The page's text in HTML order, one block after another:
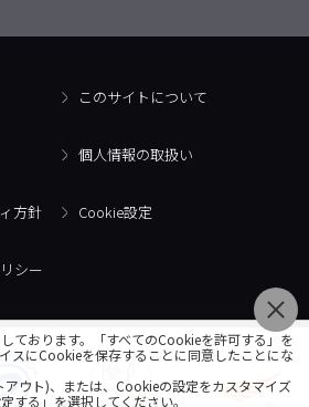
このサイトについて
個人情報の取扱い
方針 Cookie設定
シー
ております。「すべてのCookieを許可する」を
スにCookieを保存することに同意したことにな
ウト)、または、Cookieの設定をカスタマイズ
する」を選択してください。